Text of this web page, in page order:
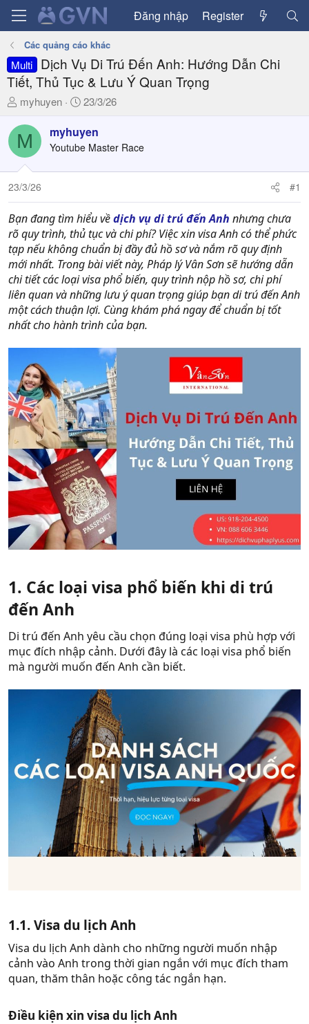
Đăng nhập Register
Các quảng cáo khác
Multi
Dịch Vụ Di Trú Đến Anh: Hướng Dẫn Chi
Tiết, Thủ Tục & Lưu Ý Quan Trọng
T
r
e
a
d
s
t
a
r
t
e
r
myhuyen
N
à
y
ử
23/3/26
M myhuyen
Youtube Master Race
23/3/26 #1
Bạn đang tìm hiểu vềdịch vụ di trú đến Anh nhưng chưa
rõ quy trình, thủ tục và chi phí? Việc xin visa Anh có thể phức
tạp nếu không chuẩn bị đầy đủ hồ sơ và nắm rõ quy định
mới nhất. Trong bài viết này, Pháp lý Vân Sơn sẽ hướng dẫn
chi tiết các loại visa phổ biến, quy trình nộp hồ sơ, chi phí
liên quan và những lưu ý quan trọng giúp bạn di trú đến Anh
một cách thuận lợi. Cùng khám phá ngay để chuẩn bị tốt
nhất cho hành trình của bạn.
1. Các loại visa phổ biến khi di trú
đến Anh
Di trú đến Anh yêu cầu chọn đúng loại visa phù hợp với
mục đích nhập cảnh. Dưới đây là các loại visa phổ biến
mà người muốn đến Anh cần biết.
1.1. Visa du lịch Anh
Visa du lịch Anh dành cho những người muốn nhập
cảnh vào Anh trong thời gian ngắn với mục đích tham
quan, thăm thân hoặc công tác ngắn hạn.
Điều kiện xin visa du lịch Anh​